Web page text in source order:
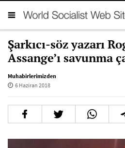
Şarkıcı-söz yazarı
Assange’ı savunma
Muhabirlerimizden
6 Haziran 2018